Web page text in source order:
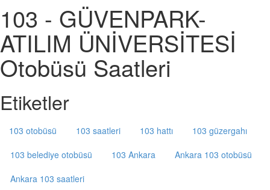
103 - GÜVENPARK-
ATILIM ÜNİVERSİTESİ
Otobüsü Saatleri
Etiketler
103 otobüsü 103 saatleri 103 hattı
103 güzergahı
103 belediye otobüsü
103 Ankara
Ankara 103 otobüsü
Ankara 103 saatleri